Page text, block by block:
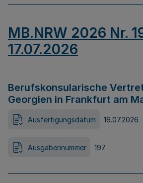
MB.NRW 2026 Nr.
17.07.2026
Berufskonsularische
Georgien in Frankfurt am
Ausfertigungsdatum 16.07.2026
Ausgabennummer 197